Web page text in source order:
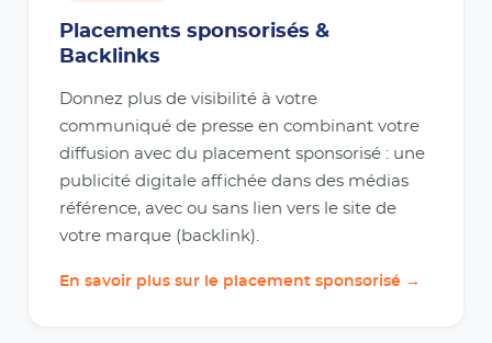
Placements sponsorisés &
Backlinks
Donnez plus de visibilité à votre
communiqué de presse en combinant votre
diffusion avec du placement sponsorisé : une
publicité digitale affichée dans des médias
référence, avec ou sans lien vers le site de
votre marque (backlink).
En savoir plus sur le placement sponsorisé →